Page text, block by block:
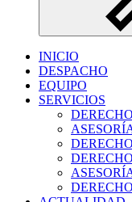
INICIO
DESPACHO
EQUIPO
SERVICIOS